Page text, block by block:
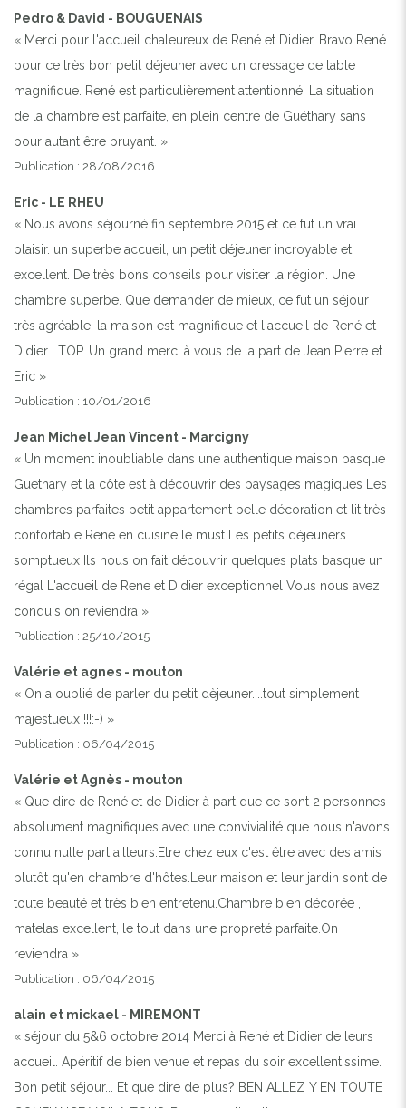
Pedro & David - BOUGUENAIS
« Merci pour l'accueil chaleureux de René et Didier. Bravo René
pour ce très bon petit déjeuner avec un dressage de table
magnifique. René est particulièrement attentionné. La situation
de la chambre est parfaite, en plein centre de Guéthary sans
pour autant être bruyant. »
Publication : 28/08/2016
Eric - LE RHEU
« Nous avons séjourné fin septembre 2015 et ce fut un vrai
plaisir. un superbe accueil, un petit déjeuner incroyable et
excellent. De très bons conseils pour visiter la région. Une
chambre superbe. Que demander de mieux, ce fut un séjour
très agréable, la maison est magnifique et l'accueil de René et
Didier : TOP. Un grand merci à vous de la part de Jean Pierre et
Eric »
Publication : 10/01/2016
Jean Michel Jean Vincent - Marcigny
« Un moment inoubliable dans une authentique maison basque
Guethary et la côte est à découvrir des paysages magiques Les
chambres parfaites petit appartement belle décoration et lit très
confortable Rene en cuisine le must Les petits déjeuners
somptueux Ils nous on fait découvrir quelques plats basque un
régal L'accueil de Rene et Didier exceptionnel Vous nous avez
conquis on reviendra »
Publication : 25/10/2015
Valérie et agnes - mouton
« On a oublié de parler du petit dèjeuner....tout simplement
majestueux !!!:-) »
Publication : 06/04/2015
Valérie et Agnès - mouton
« Que dire de René et de Didier à part que ce sont 2 personnes
absolument magnifiques avec une convivialité que nous n'avons
connu nulle part ailleurs.Etre chez eux c'est être avec des amis
plutôt qu'en chambre d'hôtes.Leur maison et leur jardin sont de
toute beauté et très bien entretenu.Chambre bien décorée ,
matelas excellent, le tout dans une propreté parfaite.On
reviendra »
Publication : 06/04/2015
alain et mickael - MIREMONT
« séjour du 5&6 octobre 2014 Merci à René et Didier de leurs
accueil. Apéritif de bien venue et repas du soir excellentissime.
Bon petit séjour... Et que dire de plus? BEN ALLEZ Y EN TOUTE